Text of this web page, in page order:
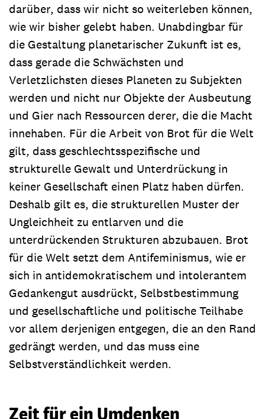
darüber, dass wir nicht so weiterleben können,
wie wir bisher gelebt haben. Unabdingbar für
die Gestaltung planetarischer Zukunft ist es,
dass gerade die Schwächsten und
Verletzlichsten dieses Planeten zu Subjekten
werden und nicht nur Objekte der Ausbeutung
und Gier nach Ressourcen derer, die die Macht
innehaben. Für die Arbeit von Brot für die Welt
gilt, dass geschlechtsspezifische und
strukturelle Gewalt und Unterdrückung in
keiner Gesellschaft einen Platz haben dürfen.
Deshalb gilt es, die strukturellen Muster der
Ungleichheit zu entlarven und die
unterdrückenden Strukturen abzubauen. Brot
für die Welt setzt dem Antifeminismus, wie er
sich in antidemokratischem und intolerantem
Gedankengut ausdrückt, Selbstbestimmung
und gesellschaftliche und politische Teilhabe
vor allem derjenigen entgegen, die an den Rand
gedrängt werden, und das muss eine
Selbstverständlichkeit werden.
Zeit für ein Umdenken